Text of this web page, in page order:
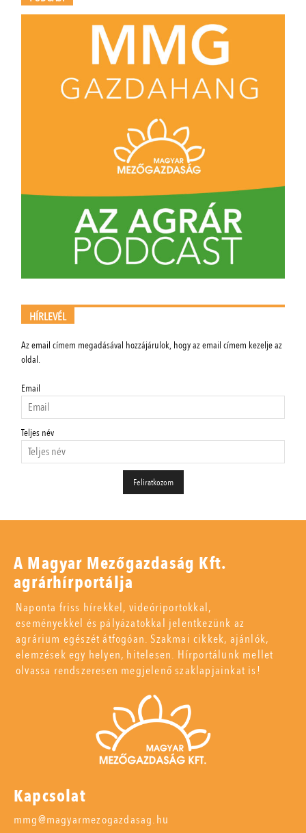
HÍRLEVÉL
Az email címem megadásával hozzájárulok, hogy az email címem kezelje az
oldal.
Email
Teljes név
A Magyar Mezőgazdaság Kft.
agrárhírportálja
Naponta friss hírekkel, videóriportokkal,
eseményekkel és pályázatokkal jelentkezünk az
agrárium egészét átfogóan. Szakmai cikkek, ajánlók,
elemzések egy helyen, hitelesen. Hírportálunk mellet
olvassa rendszeresen megjelenő szaklapjainkat is!
Kapcsolat
mmg@magyarmezogazdasag.hu